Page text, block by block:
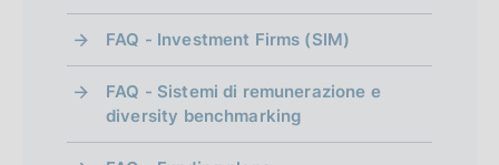
FAQ - Investment Firms (SIM)
FAQ - Sistemi di remunerazione e
diversity benchmarking